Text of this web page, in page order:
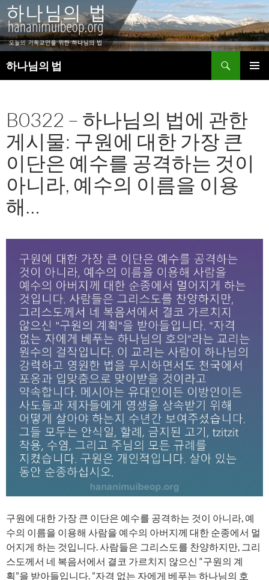
하나님의 법
색
로
건
너
뛰
기
B0322 – 하나님의 법에 관한
게시물: 구원에 대한 가장 큰
이단은 예수를 공격하는 것이
아니라, 예수의 이름을 이용
해…
구원에 대한 가장 큰 이단은 예수를 공격하는 것이 아니라, 예
수의 이름을 이용해 사람을 예수의 아버지께 대한 순종에서 멀
어지게 하는 것입니다. 사람들은 그리스도를 찬양하지만, 그리
스도께서 네 복음서에서 결코 가르치지 않으신 “구원의 계
획”을 받아들입니다. ”자격 없는 자에게 베푸는 하나님의 호